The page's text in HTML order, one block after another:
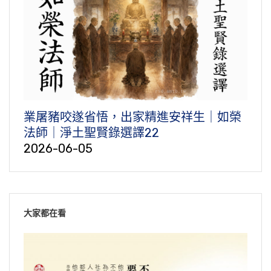
業屠豬咬遂省悟，出家精進安祥生｜如榮
法師｜淨土聖賢錄選譯22
2026-06-05
大家都在看